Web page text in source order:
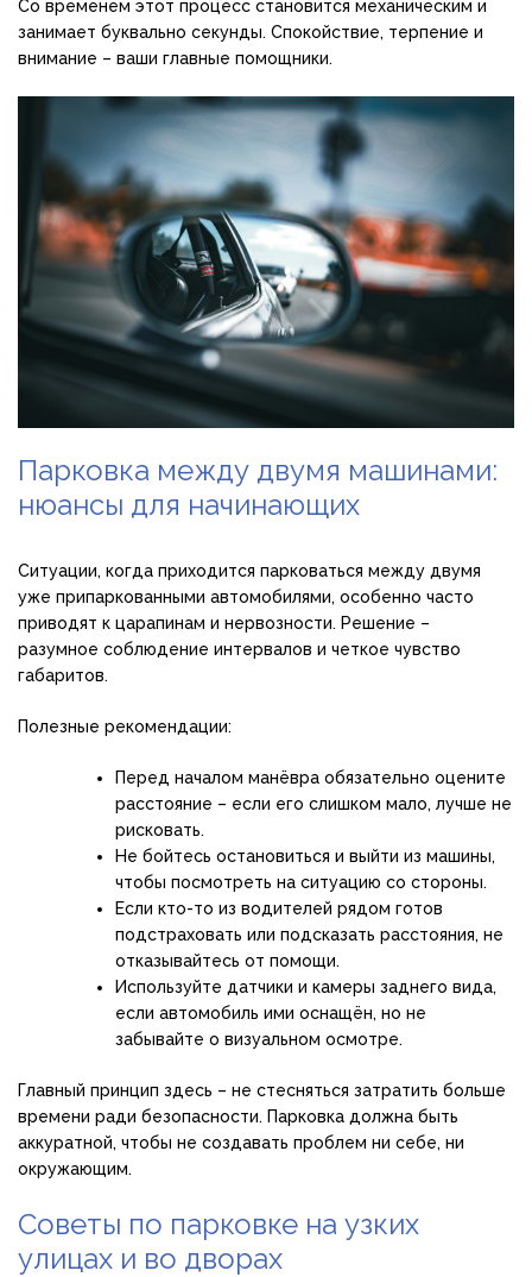
Со временем этот процесс становится механическим и
занимает буквально секунды. Спокойствие, терпение и
внимание – ваши главные помощники.
Парковка между двумя машинами:
нюансы для начинающих
Ситуации, когда приходится парковаться между двумя
уже припаркованными автомобилями, особенно часто
приводят к царапинам и нервозности. Решение –
разумное соблюдение интервалов и четкое чувство
габаритов.
Полезные рекомендации:
Перед началом манёвра обязательно оцените
расстояние – если его слишком мало, лучше не
рисковать.
Не бойтесь остановиться и выйти из машины,
чтобы посмотреть на ситуацию со стороны.
Если кто-то из водителей рядом готов
подстраховать или подсказать расстояния, не
отказывайтесь от помощи.
Используйте датчики и камеры заднего вида,
если автомобиль ими оснащён, но не
забывайте о визуальном осмотре.
Главный принцип здесь – не стесняться затратить больше
времени ради безопасности. Парковка должна быть
аккуратной, чтобы не создавать проблем ни себе, ни
окружающим.
Советы по парковке на узких
улицах и во дворах